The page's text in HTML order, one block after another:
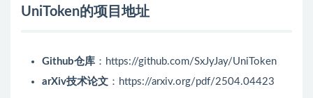
UniToken的项目地址
Github仓库 ：https://github.com/SxJyJay/UniToken
arXiv技术论文 ：https://arxiv.org/pdf/2504.04423